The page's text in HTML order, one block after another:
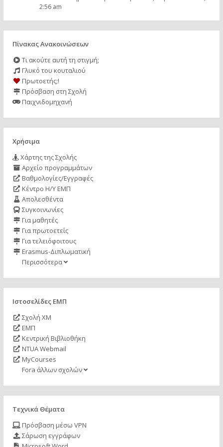
2:56 am
Πίνακας Ανακοινώσεων
Τι ακούτε αυτή τη στιγμή;
Γλυκό του κουταλιού
Πρωτοετής;!
Πρόσβαση στη Σχολή
Παιχνιδομηχανή
Χρήσιμα
Χάρτης της Σχολής
Αρχείο προγραμμάτων
Βαθμολογίες/Εγγραφές
Κέντρο Η/Υ ΕΜΠ
Απολεσθέντα
Συγκοινωνίες
Για μαθητές
Για πρωτοετείς
Για τελειόφοιτους
Erasmus-Διπλωματική
Περισσότερα
Ιστοσελίδες ΕΜΠ
Σχολή ΧΜ
ΕΜΠ
Κεντρική Βιβλιοθήκη
NTUA Webmail
MyCourses
Fora άλλων σχολών
Τεχνικά Θέματα
Πρόσβαση μέσω VPN
Σάρωση εγγράφων